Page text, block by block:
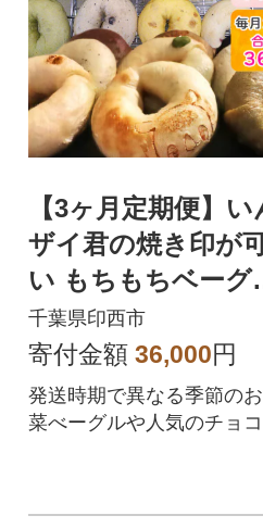
【3ヶ月定期便】い
ザイ君の焼き印が
い もちもちベーグ
2個セット
千葉県印西市
寄付金額 36,000円
発送時期で異なる季節の
菜べーグルや人気のチョ